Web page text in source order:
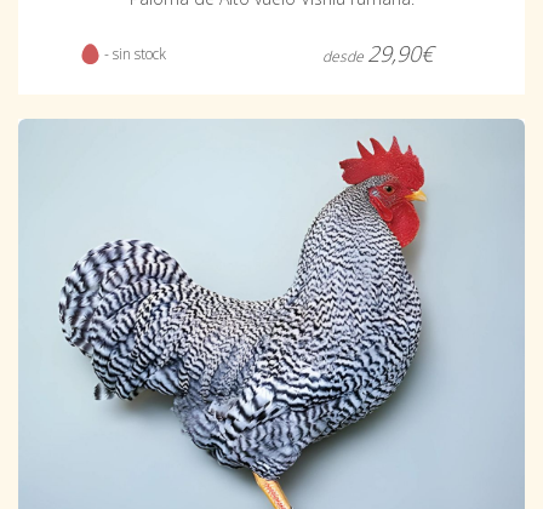
- sin stock desde 29,90€